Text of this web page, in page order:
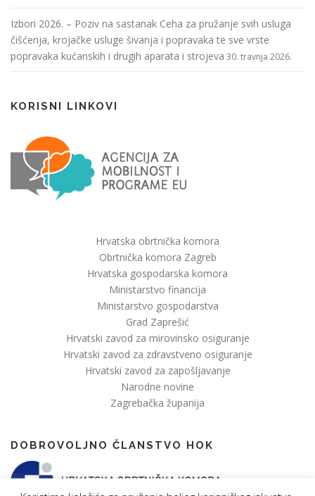
Izbori 2026. – Poziv na sastanak Ceha za pružanje svih usluga
čišćenja, krojačke usluge šivanja i popravaka te sve vrste
popravaka kućanskih i drugih aparata i strojeva 30. travnja 2026.
KORISNI LINKOVI
Hrvatska obrtnička komora
Obrtnička komora Zagreb
Hrvatska gospodarska komora
Ministarstvo financija
Ministarstvo gospodarstva
Grad Zaprešić
Hrvatski zavod za mirovinsko osiguranje
Hrvatski zavod za zdravstveno osiguranje
Hrvatski zavod za zapošljavanje
Narodne novine
Zagrebačka županija
DOBROVOLJNO ČLANSTVO HOK